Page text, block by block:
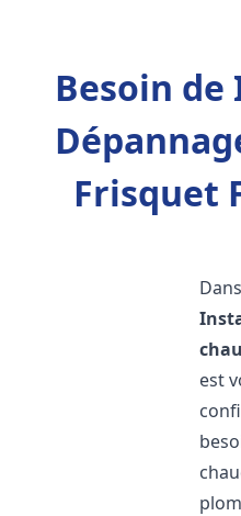
Besoin
Frisquet
est